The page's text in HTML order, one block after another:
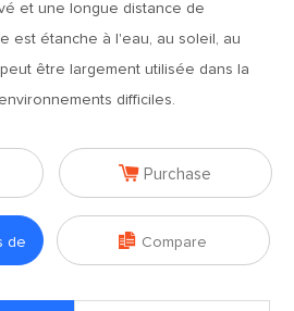
et une longue distance de
est étanche à l'eau, au soleil, au
être largement utilisée dans la
difficiles.
 Purchase
de  Compare